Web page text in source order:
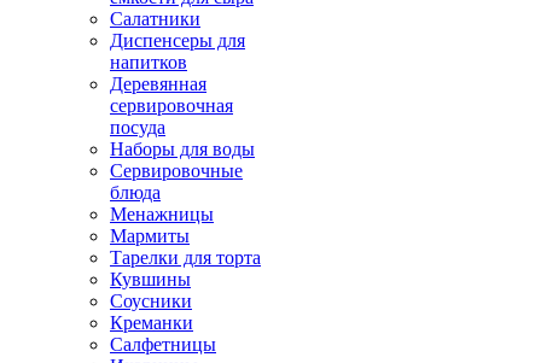
Салатники
Диспенсеры для
напитков
Деревянная
сервировочная
посуда
Наборы для воды
Сервировочные
блюда
Менажницы
Мармиты
Тарелки для торта
Кувшины
Соусники
Креманки
Салфетницы